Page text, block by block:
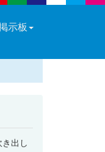
示板
出し